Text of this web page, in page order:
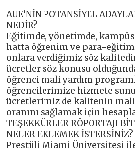
AUE’NİN POTANSİYEL
NEDİR?
Eğitimde, yönetimde, kampüs
hatta öğrenim ve para-
onlara verdiğimiz söz
ücretler söz konusu
öğrenci mali yardım
öğrencilerimize hizmete
ücretlerimiz de kalitenin
oranını sağlamak için
TEŞEKKÜRLER RÖPORTAJI
NELER EKLEMEK İSTERSİNİZ?
Prestijli Miami Üniversitesi